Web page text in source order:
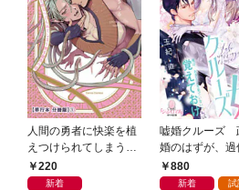
人間の勇者に快楽を植
えつけられてしまう触
手魔族の話【単行本 分
冊版】１
220
新着
嘘婚クルーズ
婚のはずが、過
御曹司が甘く蕩
を捧げてきます
880
新着 試